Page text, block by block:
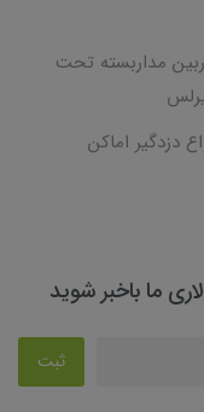
مداربسته تحت
دزدگیر اماکن
ما باخبر شوید
ثبت